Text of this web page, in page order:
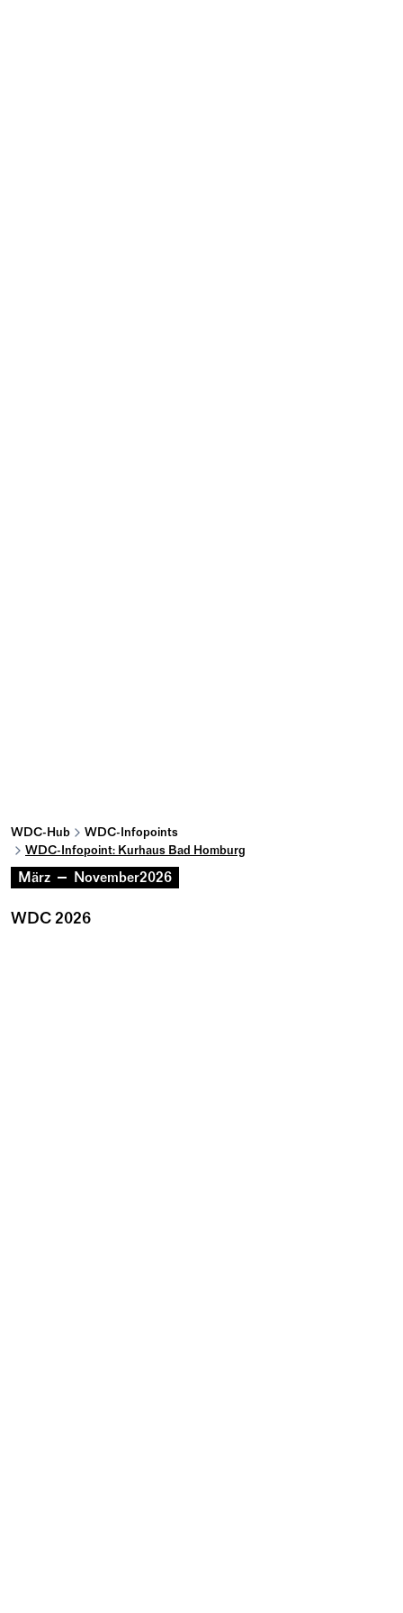
WDC-Hub
WDC-Infopoints
WDC-Infopoint: Kurhaus Bad Homburg
März November2026
WDC 2026